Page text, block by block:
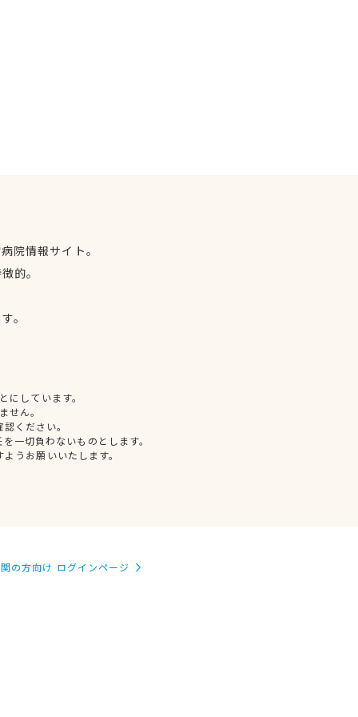
院情報サイト。
的。
。
しています。
せん。
ください。
一切負わないものとします。
うお願いいたします。
の方向け ログインページ